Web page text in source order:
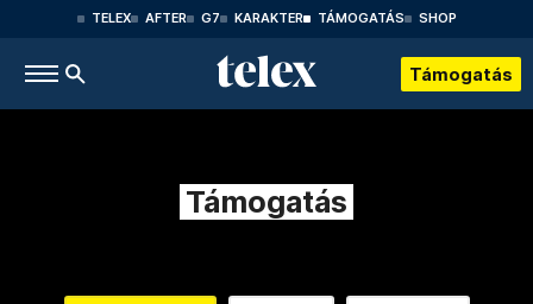
TELEX AFTER G7 KARAKTER TÁMOGATÁS SHOP
Támogatás
Támogatás